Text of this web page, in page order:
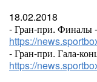
18.02.2018
- Гран-при. Финалы -
https://
- Гран-при. Гала-
https://